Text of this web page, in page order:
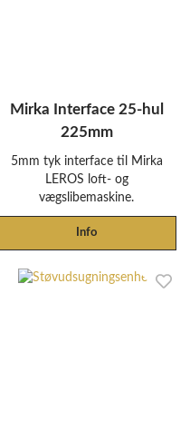
Mirka Interface 25-hul
225mm
5mm tyk interface til Mirka
LEROS loft- og
vægslibemaskine.
Info